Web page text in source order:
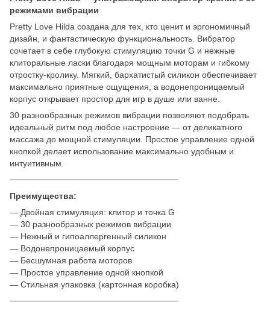
режимами вибрации
Pretty Love Hilda создана для тех, кто ценит и эргономичный
дизайн, и фантастическую функциональность. Вибратор
сочетает в себе глубокую стимуляцию точки G и нежные
клиторальные ласки благодаря мощным моторам и гибкому
отростку-кролику. Мягкий, бархатистый силикон обеспечивает
максимально приятные ощущения, а водонепроницаемый
корпус открывает простор для игр в душе или ванне.
30 разнообразных режимов вибрации позволяют подобрать
идеальный ритм под любое настроение — от деликатного
массажа до мощной стимуляции. Простое управление одной
кнопкой делает использование максимально удобным и
интуитивным.
────────────────────────────
Преимущества:
— Двойная стимуляция: клитор и точка G
— 30 разнообразных режимов вибрации
— Нежный и гипоаллергенный силикон
— Водонепроницаемый корпус
— Бесшумная работа моторов
— Простое управление одной кнопкой
— Стильная упаковка (картонная коробка)
────────────────────────────